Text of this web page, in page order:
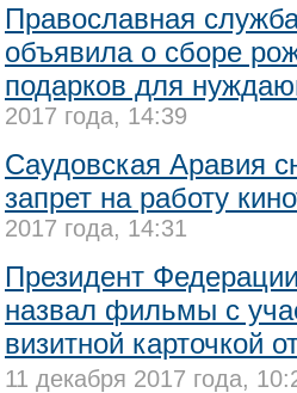
Православная
объявила о сборе
подарков для
2017 года, 14:39
Саудовская Аравия
запрет на работу
2017 года, 14:31
Президент
назвал фильмы с
визитной карточкой
11 декабря 2017 года,